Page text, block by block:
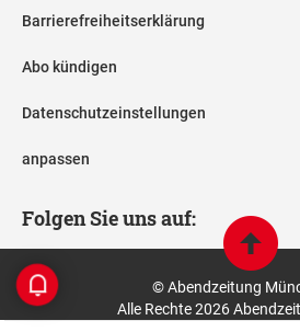
Barrierefreiheitserklärung
Abo kündigen
Datenschutzeinstellungen
anpassen
Folgen Sie uns auf:
© Abendzeitung
Alle Rechte 2026